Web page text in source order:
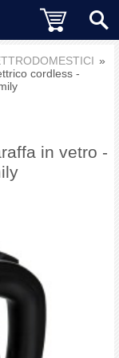
cordless -
in vetro -